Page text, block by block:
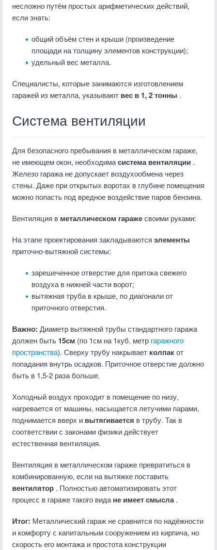
несложно путём простых арифметических действий,
если знать:
общий объём стен и крыши (произведение
площади на толщину элементов конструкции);
удельный вес металла.
Специалисты, которые занимаются изготовлением
гаражей из металла, указывают вес в 1, 2 тонны .
Система вентиляции
Для безопасного пребывания в металлическом гараже,
не имеющем окон, необходимасистема вентиляции .
Железо гаража не допускает воздухообмена через
стены. Даже при открытых воротах в глубине помещения
можно попасть под вредное воздействие паров бензина.
Вентиляция в металлическом гаражесвоими руками:
На этапе проектирования закладываются элементы
приточно-вытяжной системы:
зарешеченное отверстие для притока свежего
воздуха в нижней части ворот;
вытяжная труба в крыше, по диагонали от
приточного отверстия.
Важно: Диаметр вытяжной трубы стандартного гаража
должен быть 15см (по 1см на 1куб. метр гаражного
пространства). Сверху трубу накрывает колпакот
попадания внутрь осадков. Приточное отверстие должно
быть в 1,5-2 раза больше.
Холодный воздух проходит в помещение по низу,
нагревается от машины, насыщается летучими парами,
поднимается вверх и вытягивается в трубу. Так в
соответствии с законами физики действует
естественная вентиляция.
Вентиляция в металлическом гараже превратиться в
комбинированную, если на вытяжке поставить
вентилятор . Полностью автоматизировать этот
процесс в гараже такого вида не имеет смысла.
Итог: Металлический гараж не сравнится по надёжности
и комфорту с капитальным сооружением из кирпича, но
скорость его монтажа и простота конструкции